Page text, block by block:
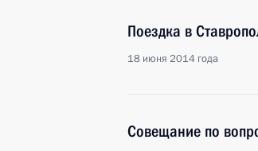
Поездка в
18 июня 2014 года
Совещание по